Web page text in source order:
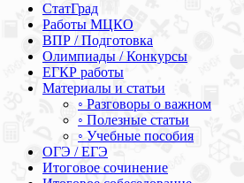
СтатГрад
Работы МЦКО
ВПР / Подготовка
Олимпиады / Конкурсы
ЕГКР работы
Материалы и статьи
◦ Разговоры о важном
◦ Полезные статьи
◦ Учебные пособия
ОГЭ / ЕГЭ
Итоговое сочинение